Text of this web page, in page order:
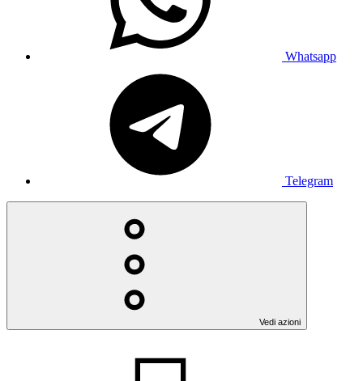
Whatsapp
Telegram
Vedi azioni